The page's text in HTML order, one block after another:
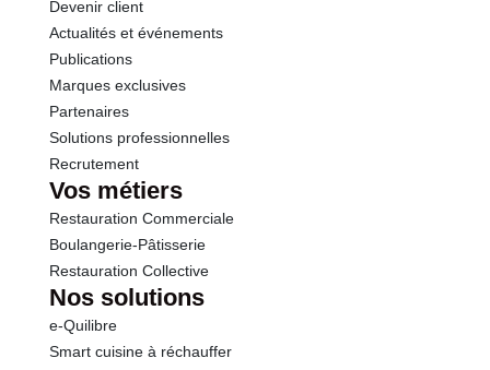
Sel
Devenir client
Actualités et événements
Publications
Marques exclusives
Partenaires
Solutions professionnelles
Recrutement
Vos métiers
Restauration Commerciale
Boulangerie-Pâtisserie
Restauration Collective
Nos solutions
e-Quilibre
Smart cuisine à réchauffer